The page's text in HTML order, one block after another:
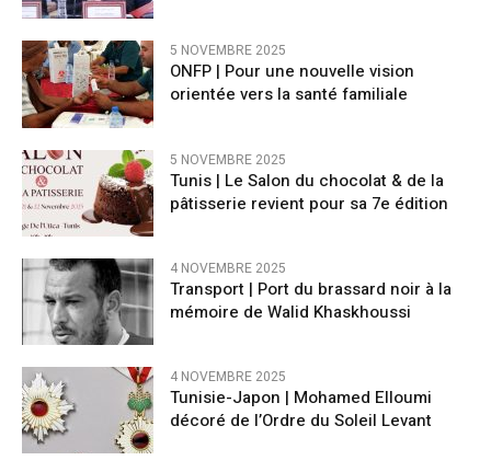
5 NOVEMBRE 2025
ONFP | Pour une nouvelle vision
orientée vers la santé familiale
5 NOVEMBRE 2025
Tunis | Le Salon du chocolat & de la
pâtisserie revient pour sa 7e édition
4 NOVEMBRE 2025
Transport | Port du brassard noir à la
mémoire de Walid Khaskhoussi
4 NOVEMBRE 2025
Tunisie-Japon | Mohamed Elloumi
décoré de l’Ordre du Soleil Levant